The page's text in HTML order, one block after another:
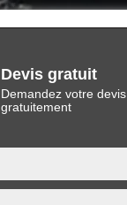
Devis gratuit
Demandez votre devis
gratuitement